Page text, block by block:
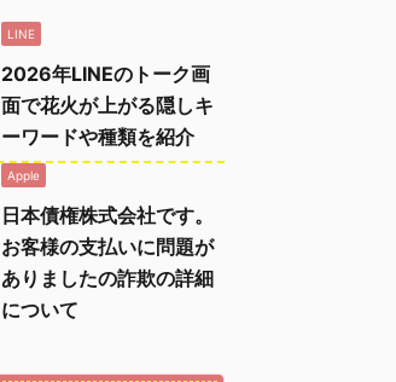
LINE
2026年LINEのトーク画
面で花火が上がる隠しキ
ーワードや種類を紹介
Apple
日本債権株式会社です。
お客様の支払いに問題が
ありましたの詐欺の詳細
について